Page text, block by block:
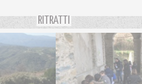
RITRATTI